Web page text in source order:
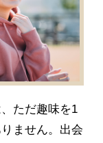
ただ趣味を1
ません。出会